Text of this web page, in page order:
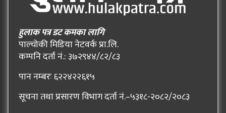
हुलाक पत्र डट कमका लागि
पाल्चोकी मिडिया नेटवर्क प्रा.लि.
कम्पनि दर्ता नं.: ३७२९४४/८२/८३
पान नम्बरः ६२२४२२६१५
सूचना तथा प्रसारण विभाग दर्ता नं.–५३१८-२०८२/२०८३